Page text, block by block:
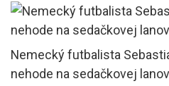
Nemecký futbalista
nehode na sedačkovej